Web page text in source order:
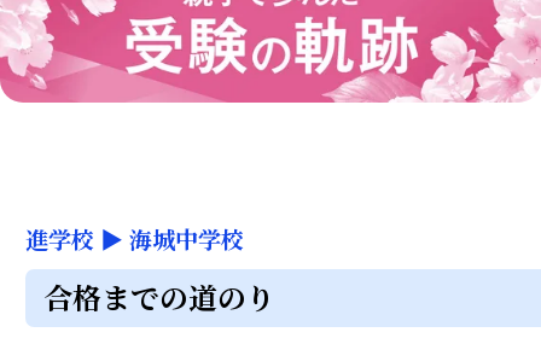
進学校 ▶海城中学校
合格までの道のり